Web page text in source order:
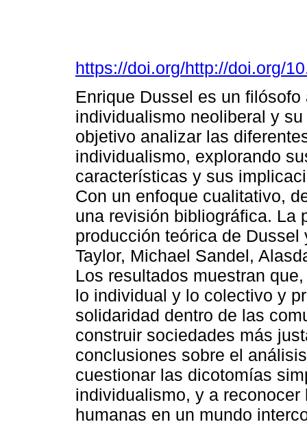
https://doi.org/http://doi.org/
Enrique Dussel es un
individualismo neoliberal y
objetivo analizar las
individualismo, explorando
características y sus
Con un enfoque cualitativo,
una revisión bibliográfica. La
producción teórica de
Taylor, Michael Sandel,
Los resultados muestran
lo individual y lo colectivo y
solidaridad dentro de las
construir sociedades más
conclusiones sobre el
cuestionar las dicotomías
individualismo, y a
humanas en un mundo